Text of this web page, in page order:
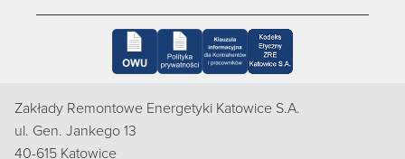
Zakłady Remontowe Energetyki Katowice S.A.
ul. Gen. Jankego 13
40-615 Katowice